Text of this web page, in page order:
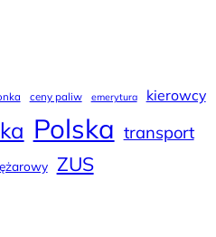
ceny paliw emerytura kierowcy
Polska transport
ZUS